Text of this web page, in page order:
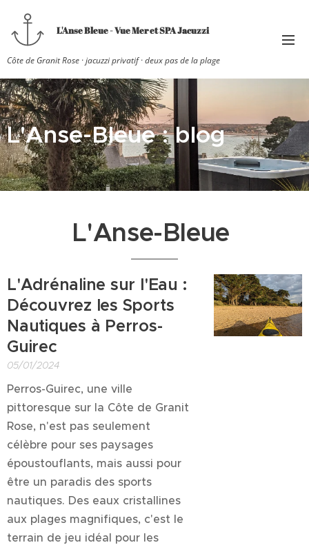
L'Anse Bleue - Vue Mer et SPA Jacuzzi
Côte de Granit Rose · jacuzzi privatif · deux pas de la plage
L'Anse-Bleue : blog
L'Anse-Bleue
L'Adrénaline sur l'Eau :
Découvrez les Sports
Nautiques à Perros-
Guirec
05/01/2024
Perros-Guirec, une ville
pittoresque sur la Côte de Granit
Rose, n'est pas seulement
célèbre pour ses paysages
époustouflants, mais aussi pour
être un paradis des sports
nautiques. Des eaux cristallines
aux plages magnifiques, c'est le
terrain de jeu idéal pour les